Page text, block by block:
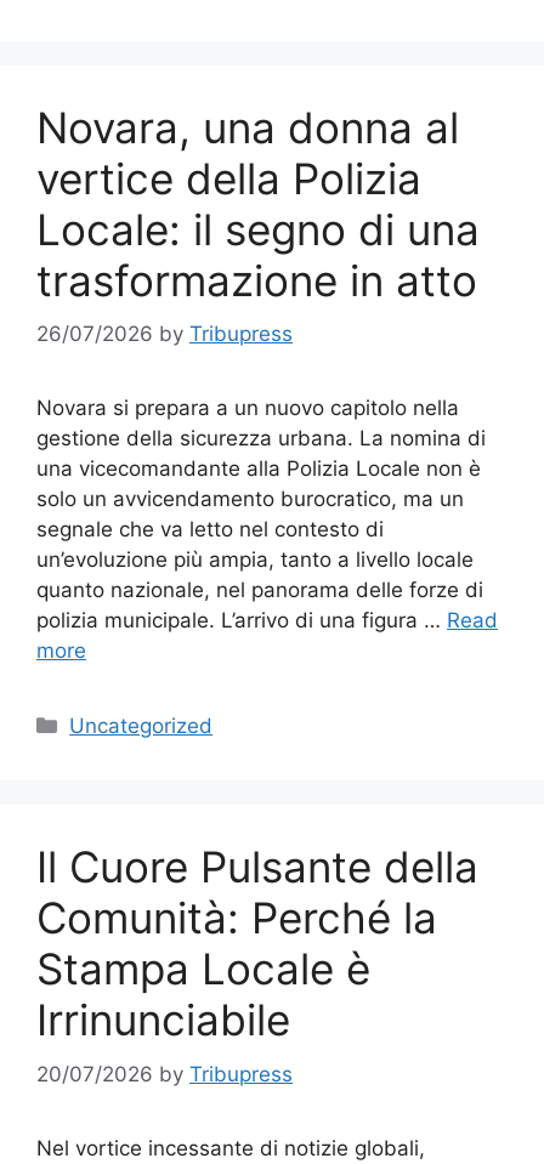
Novara, una donna al
vertice della Polizia
Locale: il segno di una
trasformazione in atto
26/07/2026 by Tribupress
Novara si prepara a un nuovo capitolo nella
gestione della sicurezza urbana. La nomina di
una vicecomandante alla Polizia Locale non è
solo un avvicendamento burocratico, ma un
segnale che va letto nel contesto di
un’evoluzione più ampia, tanto a livello locale
quanto nazionale, nel panorama delle forze di
polizia municipale. L’arrivo di una figura … Read
more
Categories
Uncategorized
Il Cuore Pulsante della
Comunità: Perché la
Stampa Locale è
Irrinunciabile
20/07/2026 by Tribupress
Nel vortice incessante di notizie globali,